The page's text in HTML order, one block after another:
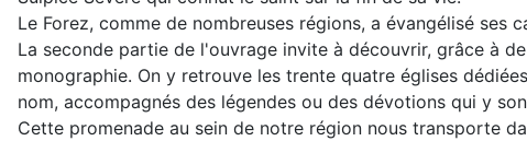
Le Forez, comme de nombreuses régions, a évangélisé ses
La seconde partie de l'ouvrage invite à découvrir, grâce à
monographie. On y retrouve les trente quatre églises
nom, accompagnés des légendes ou des dévotions qui y
Cette promenade au sein de notre région nous transporte